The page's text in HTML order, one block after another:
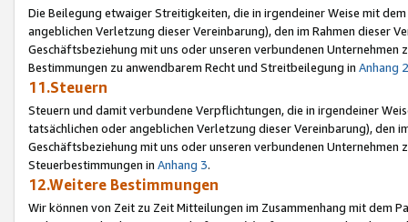
Die Beilegung etwaiger Streitigkeiten, die in irgendeiner Weise mit
angeblichen Verletzung dieser Vereinbarung), den im Rahmen dieser
Geschäftsbeziehung mit uns oder unseren verbundenen
Bestimmungen zu anwendbarem Recht und Streitbeilegung in Anhang 2
11.Steuern
Steuern und damit verbundene Verpflichtungen, die in irgendeiner
tatsächlichen oder angeblichen Verletzung dieser Vereinbarung), den
Geschäftsbeziehung mit uns oder unseren verbundenen
Steuerbestimmungen in Anhang 3.
12.Weitere Bestimmungen
Wir können von Zeit zu Zeit Mitteilungen im Zusammenhang mit dem